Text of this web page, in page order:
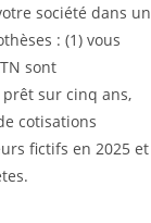
société dans un
: (1) vous
sont
prêt sur cinq ans,
cotisations
fictifs en 2025 et